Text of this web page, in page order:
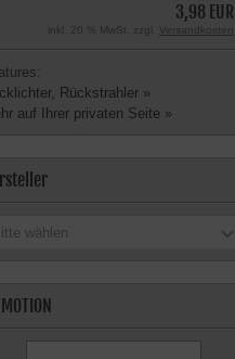
3,98 EUR
inkl. 20 % MwSt. zzgl. Versandkosten
Rückstrahler »
auf Ihrer privaten Seite »
wählen